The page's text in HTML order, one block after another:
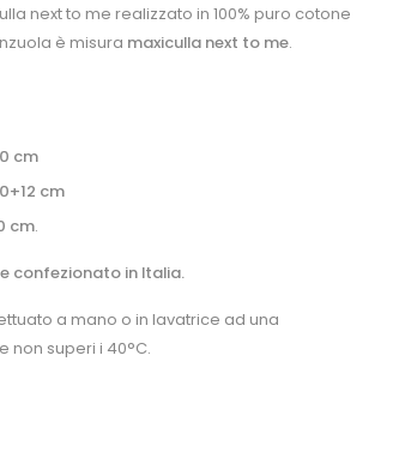
next to me realizzato in 100% puro cotone
è misura maxiculla next to me.
cm
cm
cm.
confezionato in Italia.
a mano o in lavatrice ad una
non superi i 40°C.